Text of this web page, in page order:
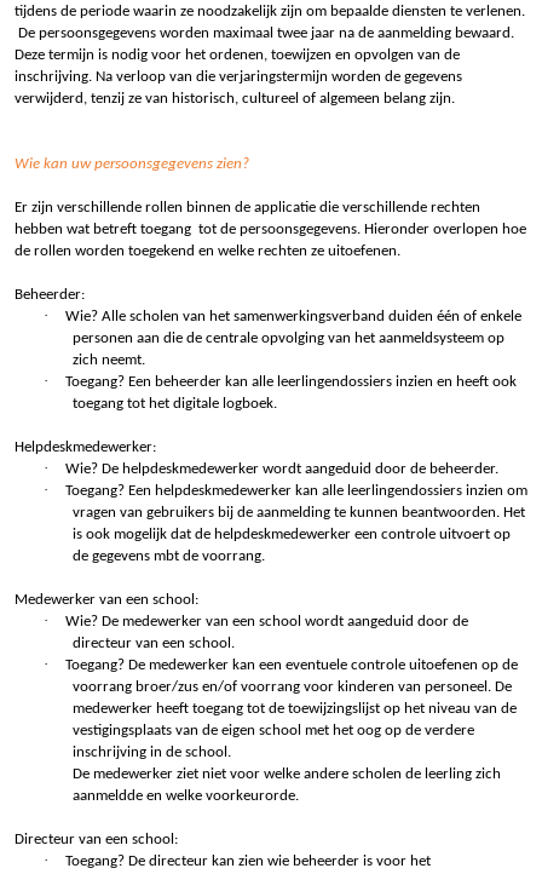
tijdens de periode waarin ze noodzakelijk zijn om bepaalde diensten te verlenen.
De persoonsgegevens worden maximaal twee jaar na de aanmelding bewaard.
Deze termijn is nodig voor het ordenen, toewijzen en opvolgen van de
inschrijving. Na verloop van die verjaringstermijn worden de gegevens
verwijderd, tenzij ze van historisch, cultureel of algemeen belang zijn.
Wie kan uw persoonsgegevens zien?
Er zijn verschillende rollen binnen de applicatie die verschillende rechten
hebben wat betreft toegang tot de persoonsgegevens. Hieronder overlopen hoe
de rollen worden toegekend en welke rechten ze uitoefenen.
Beheerder:
·
Wie? Alle scholen van het samenwerkingsverband duiden één of enkele
personen aan die de centrale opvolging van het aanmeldsysteem op
zich neemt.
·
Toegang? Een beheerder kan alle leerlingendossiers inzien en heeft ook
toegang tot het digitale logboek.
Helpdeskmedewerker:
· Wie? De helpdeskmedewerker wordt aangeduid door de beheerder.
·
Toegang? Een helpdeskmedewerker kan alle leerlingendossiers inzien om
vragen van gebruikers bij de aanmelding te kunnen beantwoorden. Het
is ook mogelijk dat de helpdeskmedewerker een controle uitvoert op
de gegevens mbt de voorrang.
Medewerker van een school:
·
Wie? De medewerker van een school wordt aangeduid door de
directeur van een school.
·
Toegang? De medewerker kan een eventuele controle uitoefenen op de
voorrang broer/zus en/of voorrang voor kinderen van personeel. De
medewerker heeft toegang tot de toewijzingslijst op het niveau van de
vestigingsplaats van de eigen school met het oog op de verdere
inschrijving in de school.
De medewerker ziet niet voor welke andere scholen de leerling zich
aanmeldde en welke voorkeurorde.
Directeur van een school:
·
Toegang? De directeur kan zien wie beheerder is voor het